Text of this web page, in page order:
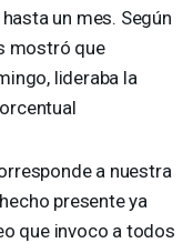
un mes. Según
mostró que
lideraba la
a nuestra
presente ya
que invoco a todos